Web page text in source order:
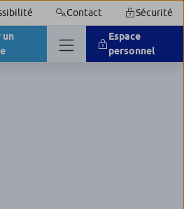
Contact Sécurité
un
Espace
personnel